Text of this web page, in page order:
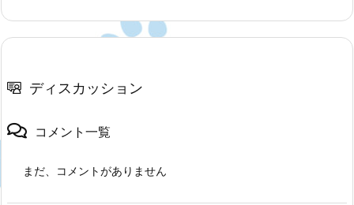
ディスカッション
コメント一覧
まだ、コメントがありません